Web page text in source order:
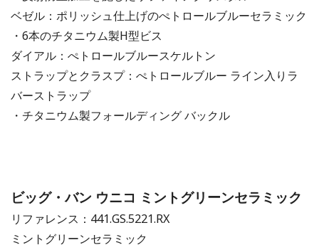
ベゼル：ポリッシュ仕上げのぺトロールブルーセラミック
・6本のチタニウム製H型ビス
ダイアル：ぺトロールブルースケルトン
ストラップとクラスプ：ぺトロールブルー ライン入りラ
バーストラップ
・チタニウム製フォールディング バックル
ビッグ・バン ウニコ ミントグリーンセラミック
リファレンス：441.GS.5221.RX
ミントグリーンセラミック